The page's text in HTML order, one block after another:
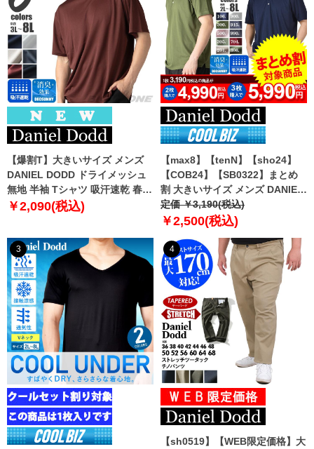
【爆割T】大きいサイズ メンズ
DANIEL DODD ドライメッシュ
無地 半袖 Tシャツ 吸汗速乾 春夏
新作 tjt-2602dry5 【fre】
￥2,090(税込)
【max8】【tenN】【sho24】
【COB24】【SB0322】まとめ
割 大きいサイズ メンズ DANIEL
DODD 吸汗速乾 半袖 無地 スポ
ーツ ポロシャツ azpr-009008h
定価 ￥3,190(税込)
￥2,500(税込)
3 4
【sh0519】【WEB限定価格】大